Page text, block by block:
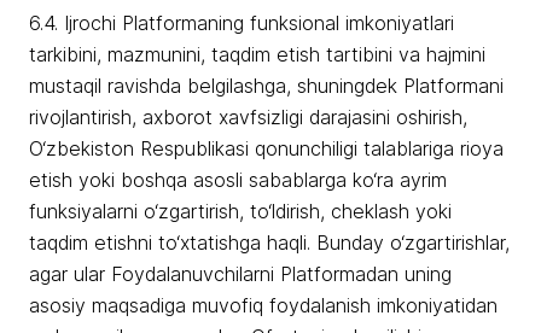
6.4. Ijrochi Platformaning funksional imkoniyatlari
tarkibini, mazmunini, taqdim etish tartibini va hajmini
mustaqil ravishda belgilashga, shuningdek Platformani
rivojlantirish, axborot xavfsizligi darajasini oshirish,
O‘zbekiston Respublikasi qonunchiligi talablariga rioya
etish yoki boshqa asosli sabablarga ko‘ra ayrim
funksiyalarni o‘zgartirish, to‘ldirish, cheklash yoki
taqdim etishni to‘xtatishga haqli. Bunday o‘zgartirishlar,
agar ular Foydalanuvchilarni Platformadan uning
asosiy maqsadiga muvofiq foydalanish imkoniyatidan